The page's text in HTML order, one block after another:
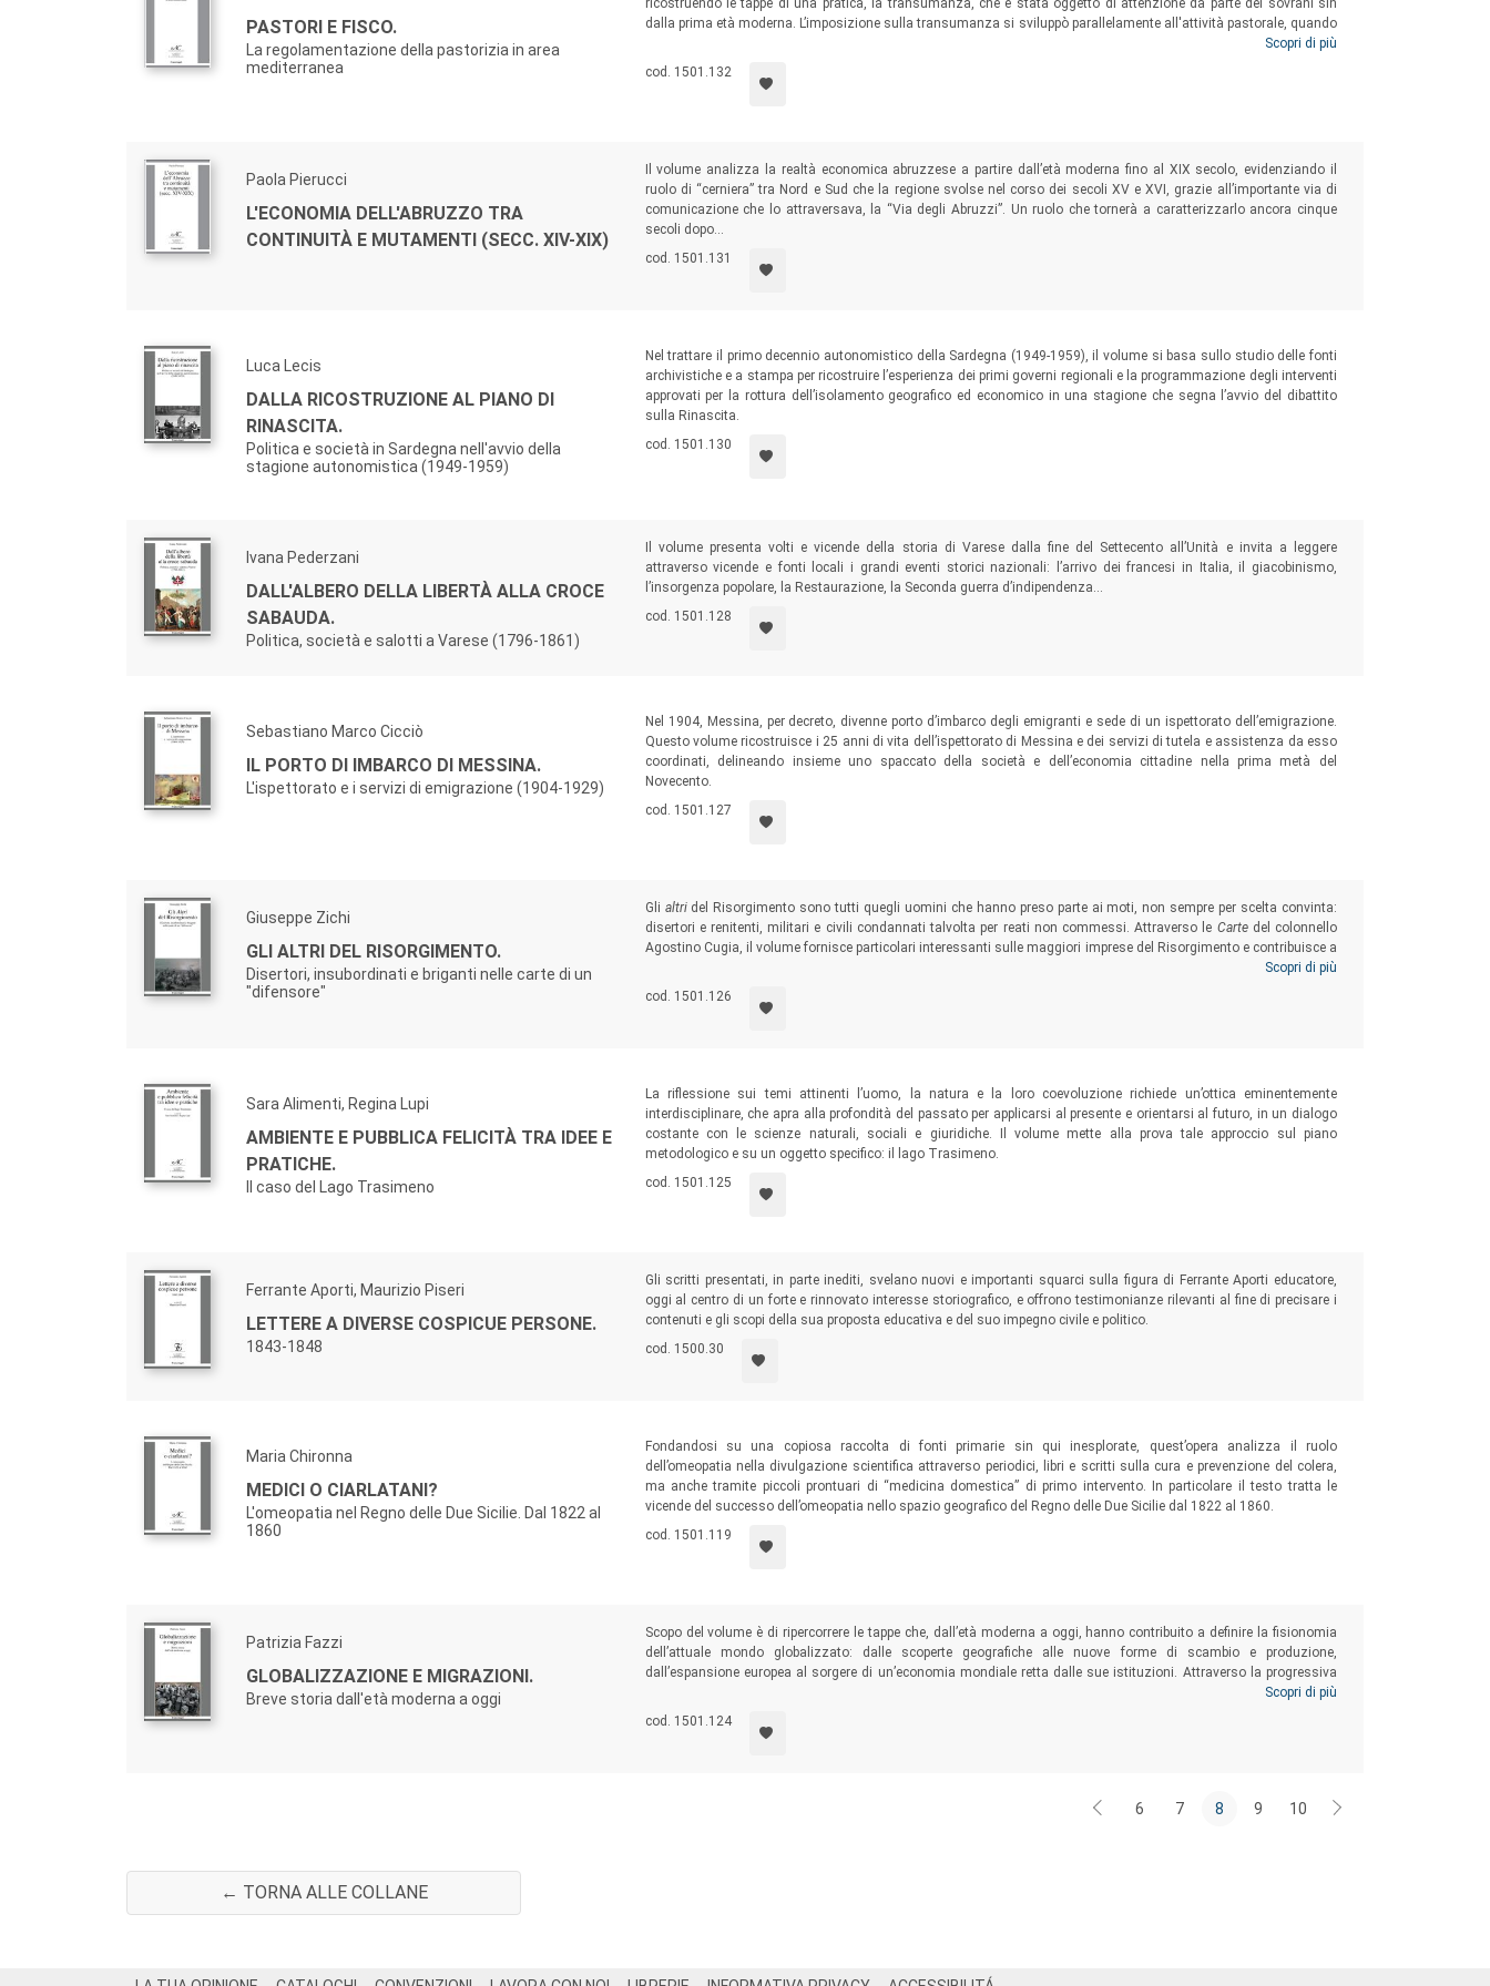
alla pubblicazione di fonti e materiali documentari significativi e presentati criticamente, di repertori e inventari archivistici, di bibliografie e strumenti di lavoro.
La collana si articolerà quindi in tre sezioni:
materiali d’archivio, testi a stampa rari e fonti inedite, documentazioni su nodi problematici, inquadrati da una introduzione generale e
ACAnalisi e contributi:
studi e proposte di nuovi percorsi di indagine, ricerche locali fondate su un vasto e approfondito scavo di fonti, ricostruzioni
criticamente condotte su momenti e problemi specifici di ambito regionale e nazionale, italiano e non.
RS Repertori e strumenti:bibliografie, cataloghi, censimenti di fondi di biblioteca e di archivio, inventari e regesti, e altri strumenti essenziali per il lavoro
PASTORI E FISCO.
La regolamentazione della pastorizia in area
mediterranea
ricostruendo le tappe di una pratica, la transumanza, che è stata oggetto di attenzione da parte dei sovrani sin
dalla prima età moderna. L’imposizione sulla transumanza si sviluppò parallelamente all'attività pastorale, quando
e dove questa raggiungeva una diffusione tale da renderne economicamente conveniente lo sfruttamento da parte
del ﬁsco.
Scopri di più
cod. 1501.132
Paola Pierucci
L'ECONOMIA DELL'ABRUZZO TRA
CONTINUITÀ E MUTAMENTI (SECC. XIV-XIX)
Il volume analizza la realtà economica abruzzese a partire dall’età moderna fino al XIX secolo, evidenziando il
ruolo di “cerniera” tra Nord e Sud che la regione svolse nel corso dei secoli XV e XVI, grazie all’importante via di
comunicazione che lo attraversava, la “Via degli Abruzzi”. Un ruolo che tornerà a caratterizzarlo ancora cinque
secoli dopo...
cod. 1501.131
Luca Lecis
DALLA RICOSTRUZIONE AL PIANO DI
RINASCITA.
Politica e società in Sardegna nell'avvio della
stagione autonomistica (1949-1959)
Nel trattare il primo decennio autonomistico della Sardegna (1949-1959), il volume si basa sullo studio delle fonti
archivistiche e a stampa per ricostruire l’esperienza dei primi governi regionali e la programmazione degli interventi
approvati per la rottura dell’isolamento geografico ed economico in una stagione che segna l’avvio del dibattito
sulla Rinascita.
cod. 1501.130
Ivana Pederzani
DALL'ALBERO DELLA LIBERTÀ ALLA CROCE
SABAUDA.
Politica, società e salotti a Varese (1796-1861)
Il volume presenta volti e vicende della storia di Varese dalla fine del Settecento all’Unità e invita a leggere
attraverso vicende e fonti locali i grandi eventi storici nazionali: l’arrivo dei francesi in Italia, il giacobinismo,
l’insorgenza popolare, la Restaurazione, la Seconda guerra d’indipendenza...
cod. 1501.128
Sebastiano Marco Cicciò
IL PORTO DI IMBARCO DI MESSINA.
L'ispettorato e i servizi di emigrazione (1904-1929)
Nel 1904, Messina, per decreto, divenne porto d’imbarco degli emigranti e sede di un ispettorato dell’emigrazione.
Questo volume ricostruisce i 25 anni di vita dell’ispettorato di Messina e dei servizi di tutela e assistenza da esso
coordinati, delineando insieme uno spaccato della società e dell’economia cittadine nella prima metà del
Novecento.
cod. 1501.127
Giuseppe Zichi
GLI ALTRI DEL RISORGIMENTO.
Disertori, insubordinati e briganti nelle carte di un
"difensore"
Gli altridel Risorgimento sono tutti quegli uomini che hanno preso parte ai moti, non sempre per scelta convinta:
disertori e renitenti, militari e civili condannati talvolta per reati non commessi. Attraverso le Carte del colonnello
Agostino Cugia, il volume fornisce particolari interessanti sulle maggiori imprese del Risorgimento e contribuisce a
una lettura, libera da qualsiasi approccio agiografico, di quella che è stata la partecipazione di molti giovani, e non,
agli avvenimenti risorgimentali italiani.
Scopri di più
cod. 1501.126
Sara Alimenti, Regina Lupi
AMBIENTE E PUBBLICA FELICITÀ TRA IDEE E
PRATICHE.
Il caso del Lago Trasimeno
La riflessione sui temi attinenti l’uomo, la natura e la loro coevoluzione richiede un’ottica eminentemente
interdisciplinare, che apra alla profondità del passato per applicarsi al presente e orientarsi al futuro, in un dialogo
costante con le scienze naturali, sociali e giuridiche. Il volume mette alla prova tale approccio sul piano
metodologico e su un oggetto specifico: il lago Trasimeno.
cod. 1501.125
Ferrante Aporti, Maurizio Piseri
LETTERE A DIVERSE COSPICUE PERSONE.
1843-1848
Gli scritti presentati, in parte inediti, svelano nuovi e importanti squarci sulla figura di Ferrante Aporti educatore,
oggi al centro di un forte e rinnovato interesse storiografico, e offrono testimonianze rilevanti al fine di precisare i
contenuti e gli scopi della sua proposta educativa e del suo impegno civile e politico.
cod. 1500.30
Maria Chironna
MEDICI O CIARLATANI?
L'omeopatia nel Regno delle Due Sicilie. Dal 1822 al
1860
Fondandosi su una copiosa raccolta di fonti primarie sin qui inesplorate, quest’opera analizza il ruolo
dell’omeopatia nella divulgazione scientifica attraverso periodici, libri e scritti sulla cura e prevenzione del colera,
ma anche tramite piccoli prontuari di “medicina domestica” di primo intervento. In particolare il testo tratta le
vicende del successo dell’omeopatia nello spazio geografico del Regno delle Due Sicilie dal 1822 al 1860.
cod. 1501.119
Patrizia Fazzi
GLOBALIZZAZIONE E MIGRAZIONI.
Breve storia dall'età moderna a oggi
Scopo del volume è di ripercorrere le tappe che, dall’età moderna a oggi, hanno contribuito a definire la fisionomia
dell’attuale mondo globalizzato: dalle scoperte geografiche alle nuove forme di scambio e produzione,
dall’espansione europea al sorgere di un’economia mondiale retta dalle sue istituzioni. Attraverso la progressiva
trasformazione dei rapporti politici ed economici e la connessione dei continenti mediante i flussi migratori di
massa, si cerca di restituire al concetto la sua profondità storica.
Scopri di più
cod. 1501.124
6 7 8 9 10
← TORNA ALLE COLLANE